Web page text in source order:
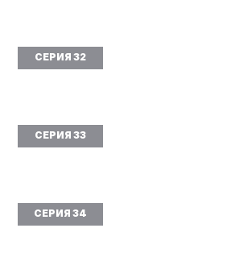
СЕРИЯ 32
СЕРИЯ 33
СЕРИЯ 34